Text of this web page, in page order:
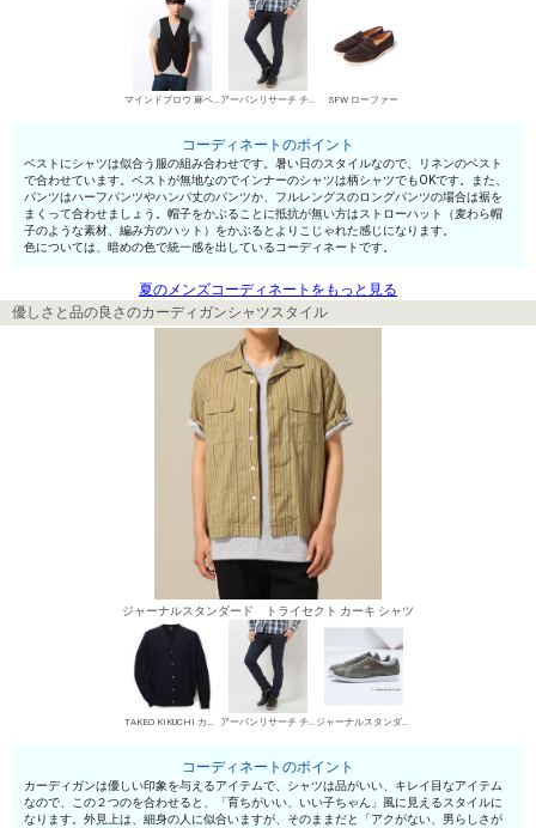
マインドブロウ 麻ベスト アーバンリサーチ チノパン・綿パン SFW ローファー
コーディネートのポイント
ベストにシャツは似合う服の組み合わせです。暑い日のスタイルなので、リネンのベスト
で合わせています。ベストが無地なのでインナーのシャツは柄シャツでもOKです。また、
パンツはハーフパンツやハンパ丈のパンツか、フルレングスのロングパンツの場合は裾を
まくって合わせましょう。帽子をかぶることに抵抗が無い方はストローハット（麦わら帽
子のような素材、編み方のハット）をかぶるとよりこじゃれた感じになります。
色については、暗めの色で統一感を出しているコーディネートです。
夏のメンズコーディネートをもっと見る
優しさと品の良さのカーディガンシャツスタイル
ジャーナルスタンダード トライセクト カーキ シャツ
TAKEO KIKUCHI カーディガン アーバンリサーチ チノパン・綿パン ジャーナルスタンダード ローカットスニーカー
コーディネートのポイント
カーディガンは優しい印象を与えるアイテムで、シャツは品がいい、キレイ目なアイテム
なので、この２つのを合わせると、「育ちがいい、いい子ちゃん」風に見えるスタイルに
なります。外見上は、細身の人に似合いますが、そのままだと「アクがない、男らしさが